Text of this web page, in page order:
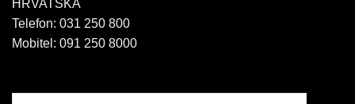
HRVATSKA
Telefon: 031 250 800
Mobitel: 091 250 8000